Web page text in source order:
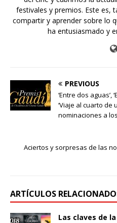
festivales y premios. Este es,
compartir y aprender sobre lo
ha entusiasmado y
PREVIOUS
‘Entre dos aguas’,
‘Viaje al cuarto de
nominaciones a
Aciertos y sorpresas de las
ARTÍCULOS
Las claves de